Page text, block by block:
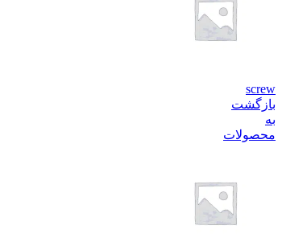
screw
بازگشت
به
محصولات